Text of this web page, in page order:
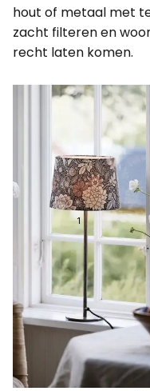
hout of metaal met
zacht filteren en
recht laten komen.